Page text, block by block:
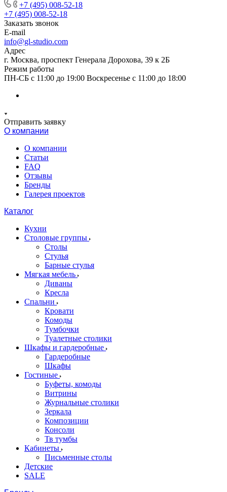
+7 (495) 008-52-18
+7 (495) 008-52-18
Заказать звонок
E-mail
info@gl-studio.com
Адрес
г. Москва, проспект Генерала Дорохова, 39 к 2Б
Режим работы
ПН-СБ с 11:00 до 19:00 Воскресенье с 11:00 до 18:00
Отправить заявку
О компании
О компании
Статьи
FAQ
Отзывы
Бренды
Галерея проектов
Каталог
Кухни
Столовые группы
Столы
Стулья
Барные стулья
Мягкая мебель
Диваны
Кресла
Спальни
Кровати
Комоды
Тумбочки
Туалетные столики
Шкафы и гардеробные
Гардеробные
Шкафы
Гостиные
Буфеты, комоды
Витрины
Журнальные столики
Зеркала
Композиции
Консоли
Тв тумбы
Кабинеты
Письменные столы
Детские
SALE